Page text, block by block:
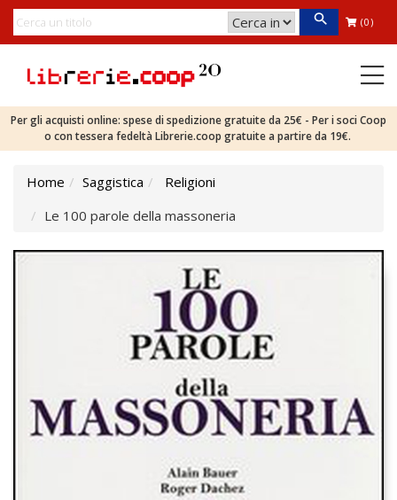
(0)
Per gli acquisti online: spese di spedizione gratuite da 25€ - Per i soci Coop
o con tessera fedeltà Librerie.coop gratuite a partire da 19€.
Home Saggistica
Religioni
Le 100 parole della massoneria